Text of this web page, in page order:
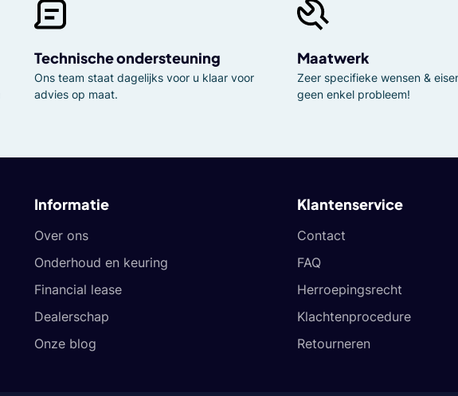
Technische ondersteuning
Ons team staat dagelijks voor u klaar voor
advies op maat.
Maatwerk
Zeer specifieke wensen &
geen enkel probleem!
Informatie
Over ons
Onderhoud en keuring
Financial lease
Dealerschap
Onze blog
Klantenservice
Contact
FAQ
Herroepingsrecht
Klachtenprocedure
Retourneren